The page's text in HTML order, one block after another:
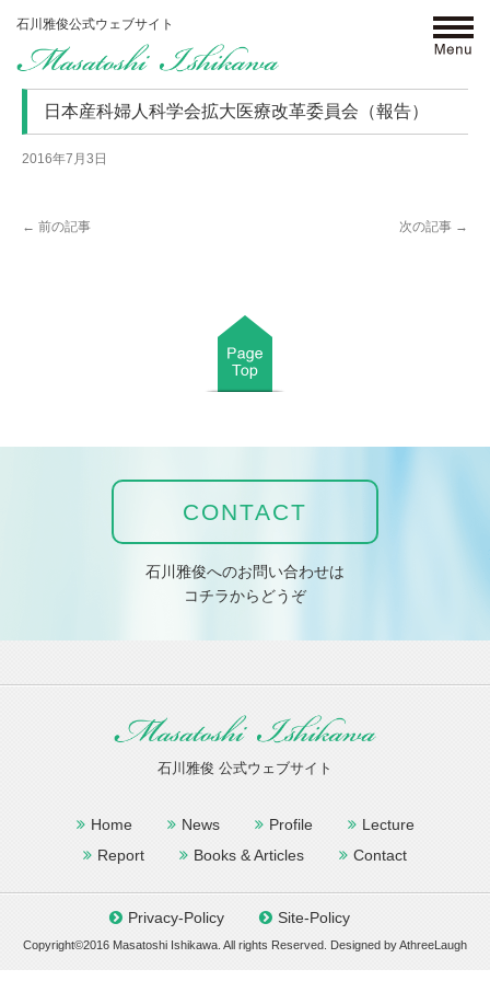
石川雅俊公式ウェブサイト
click
日本産科婦人科学会拡大医療改革委員会（報告）
2016年7月3日
← 前の記事 次の記事 →
CONTACT
石川雅俊へのお問い合わせは
コチラからどうぞ
石川雅俊 公式ウェブサイト
Home News Profile
Lecture
Report
Books & Articles Contact
Privacy-Policy Site-Policy
Copyright©2016 Masatoshi Ishikawa. All rights Reserved. Designed byAthreeLaugh